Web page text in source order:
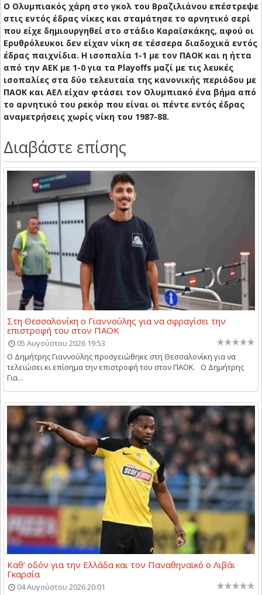
Ο Ολυμπιακός χάρη στο γκολ του Βραζιλιάνου επέστρεψε
στις εντός έδρας νίκες και σταμάτησε το αρνητικό σερί
που είχε δημιουργηθεί στο στάδιο Καραϊσκάκης, αφού οι
Ερυθρόλευκοι δεν είχαν νίκη σε τέσσερα διαδοχικά εντός
έδρας παιχνίδια. Η ισοπαλία 1-1 με τον ΠΑΟΚ και η ήττα
από την ΑΕΚ με 1-0 για τα Playoffs μαζί με τις λευκές
ισοπαλίες στα δύο τελευταία της κανονικής περιόδου με
ΠΑΟΚ και ΑΕΛ είχαν φτάσει τον Ολυμπιακό ένα βήμα από
το αρνητικό του ρεκόρ που είναι οι πέντε εντός έδρας
αναμετρήσεις χωρίς νίκη του 1987-88.
Διαβάστε επίσης
Στη Θεσσαλονίκη ο Γιαννούλης για να σφραγίσει την
επιστροφή του στον ΠΑΟΚ
05 Αυγούστου 2026 19:53
Ο Δημήτρης Γιαννούλης προσγειώθηκε στη Θεσσαλονίκη για να
τελειώσει κι επίσημα την επιστροφή του στον ΠΑΟΚ. Ο Δημήτρης
Για...
Καθ’ οδόν για την Ελλάδα και τον Παναθηναϊκό ο Λιβάι
Γκαρσία
04 Αυγούστου 2026 20:01